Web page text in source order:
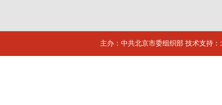
主办：中共北京市委组织部 技术支持